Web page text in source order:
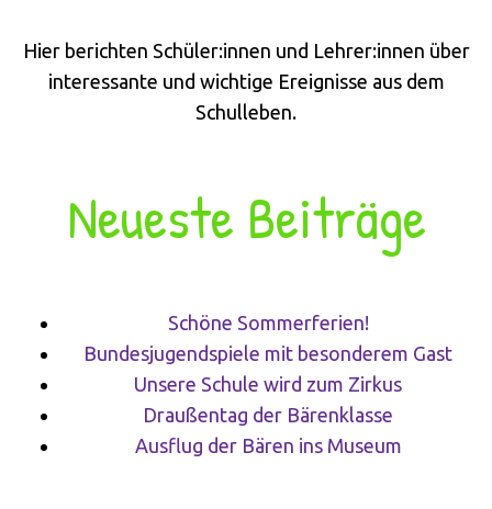
Hier berichten Schüler:innen und Lehrer:innen über
interessante und wichtige Ereignisse aus dem
Schulleben.
Neueste Beiträge
Schöne Sommerferien!
Bundesjugendspiele mit besonderem Gast
Unsere Schule wird zum Zirkus
Draußentag der Bärenklasse
Ausflug der Bären ins Museum